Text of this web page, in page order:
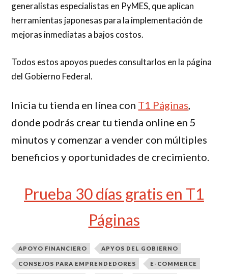
generalistas especialistas en PyMES, que aplican
herramientas japonesas para la implementación de
mejoras inmediatas a bajos costos.
Todos estos apoyos puedes consultarlos en la página
del Gobierno Federal.
Inicia tu tienda en línea con T1 Páginas,
donde podrás crear tu tienda online en 5
minutos y comenzar a vender con múltiples
beneficios y oportunidades de crecimiento.
Prueba 30 días gratis en T1
Páginas
APOYO FINANCIERO APYOS DEL GOBIERNO
CONSEJOS PARA EMPRENDEDORES E-COMMERCE